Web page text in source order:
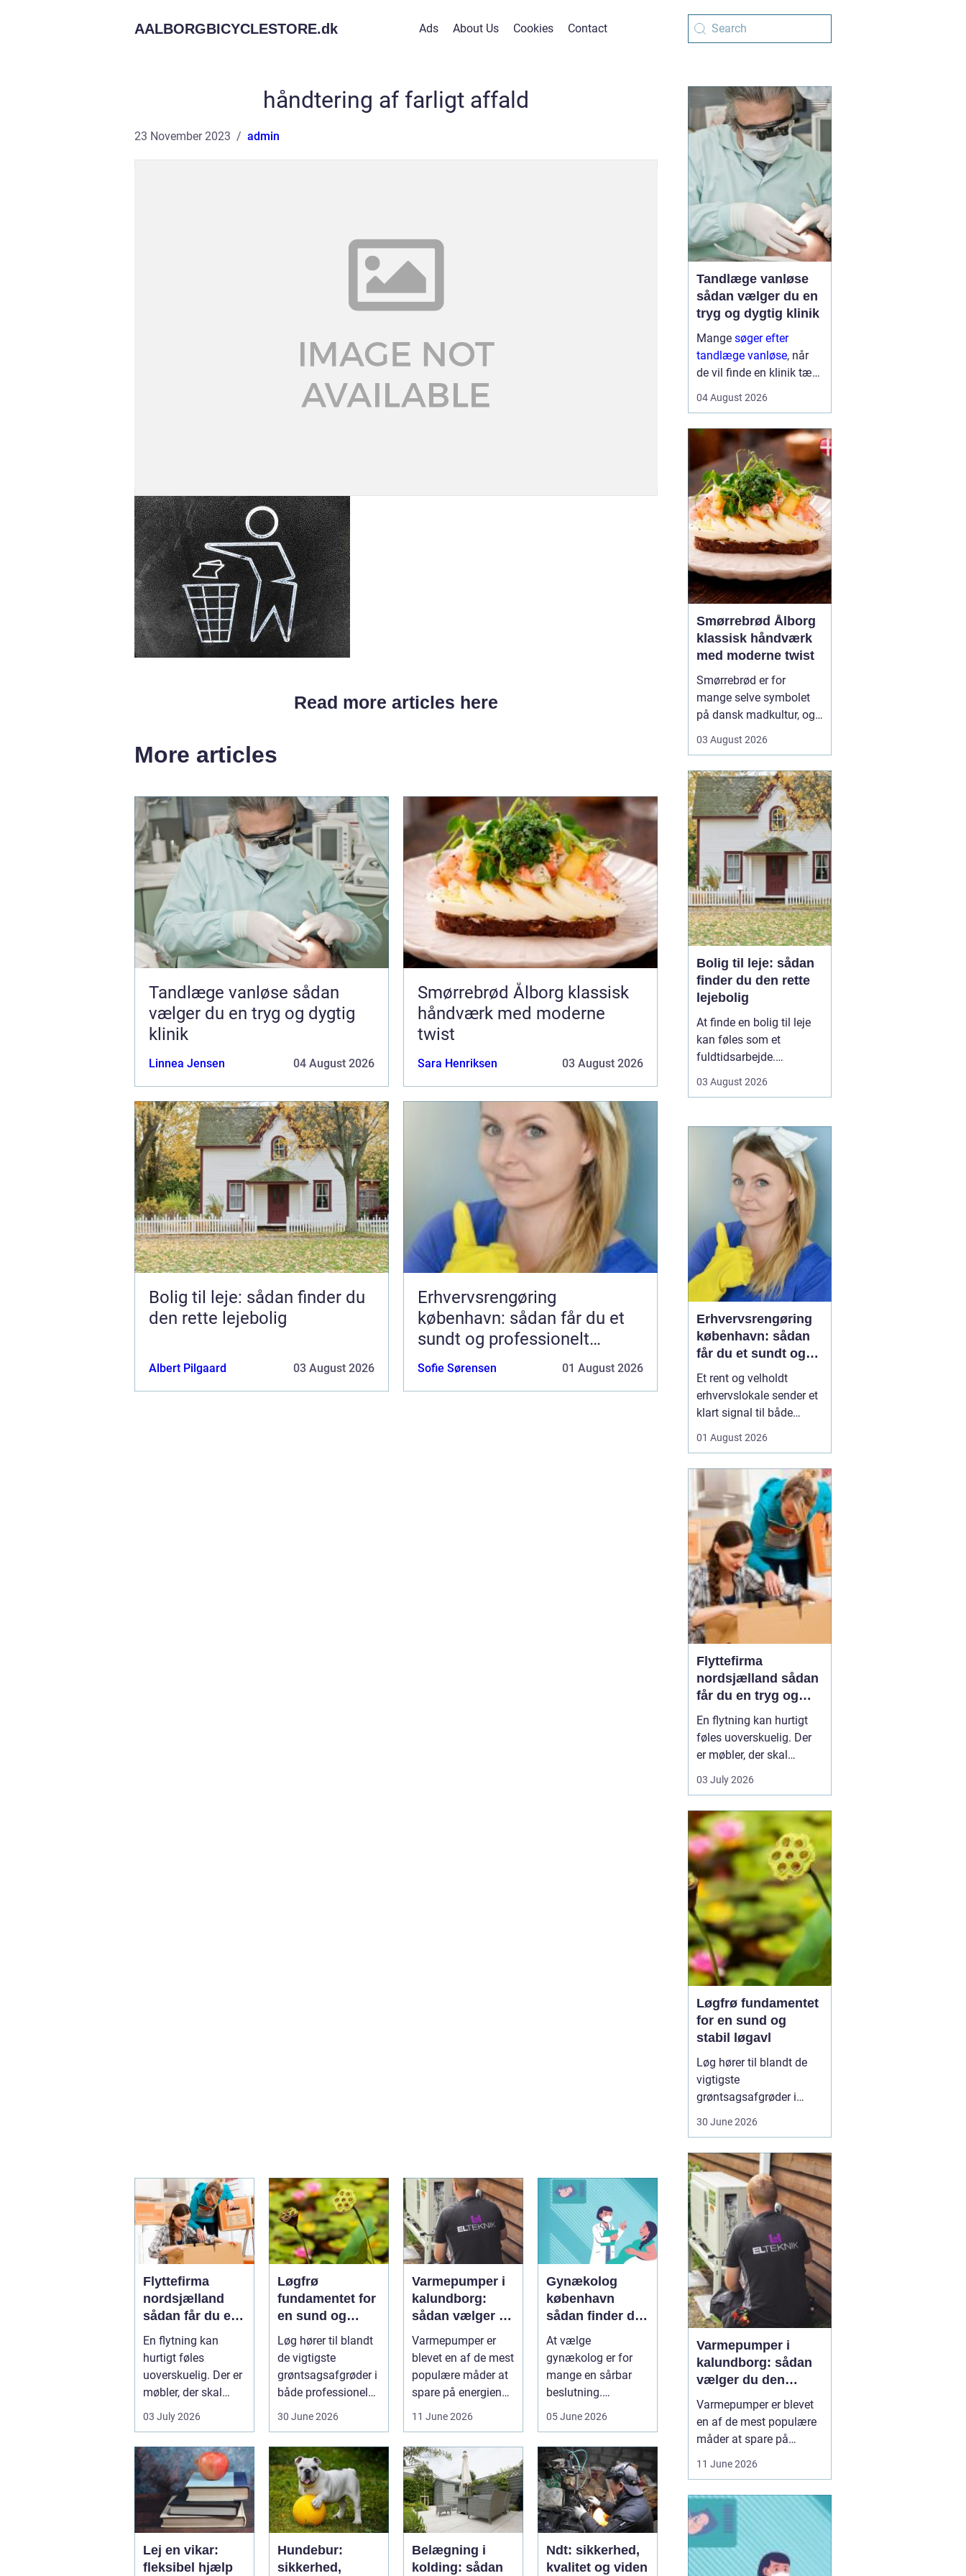
AALBORGBICYCLESTORE.dk Ads About Us Cookies Contact
håndtering af farligt affald
23 November 2023 admin
Read more articles here
More articles
Tandlæge vanløse sådan
vælger du en tryg og dygtig
klinik
Linnea Jensen 04 August 2026
Smørrebrød Ålborg klassisk
håndværk med moderne
twist
Sara Henriksen 03 August 2026
Bolig til leje: sådan finder du
den rette lejebolig
Albert Pilgaard 03 August 2026
Erhvervsrengøring
københavn: sådan får du et
sundt og professionelt
arbejdsmiljø
Sofie Sørensen 01 August 2026
Flyttefirma
nordsjælland
sådan får du en
tryg og effektiv
flytning
En flytning kan
hurtigt føles
uoverskuelig. Der er
møbler, der skal
bæres, kasser der
skal pakkes, o...
03 July 2026
Løgfrø
fundamentet for
en sund og
stabil løgavl
Løg hører til blandt
de vigtigste
grøntsagsafgrøder i
både professionel
30 June 2026
Varmepumper i
kalundborg:
sådan vælger du
den rigtige
løsning
Varmepumper er
blevet en af de mest
populære måder at
spare på energien
11 June 2026
Gynækolog
københavn
sådan finder du
tryg og
professionel
hjælp
At vælge
gynækolog er for
mange en sårbar
beslutning.
foregår i intime...
05 June 2026
Lej en vikar:
fleksibel hjælp
Hundebur:
sikkerhed,
Belægning i
kolding: sådan
Ndt: sikkerhed,
kvalitet og viden
Tandlæge vanløse
sådan vælger du en
tryg og dygtig klinik
Mange søger efter
tandlæge vanløse, når
de vil finde en klinik tæt
fagligt stærk og god til
flere handler valget ikke
kun om pris og
beliggenhed, men i h...
04 August 2026
Smørrebrød Ålborg
klassisk håndværk
med moderne twist
Smørrebrød er for
mange selve symbolet
på dansk madkultur, og i
i bedste velgående. Her
klassiske stykker med
sild, æg og rejer og nyere
udgaver med grøntsager,
specialiteter fra lokale
slagtere og kre...
03 August 2026
Bolig til leje: sådan
finder du den rette
lejebolig
At finde en bolig til leje
kan føles som et
fuldtidsarbejde.
priserne varierer, og det
gennemskue, hvad du
egentlig får for pengene.
Samtidig fylder
spørgsmål om
beliggenhed, ...
03 August 2026
Erhvervsrengøring
københavn: sådan
får du et sundt og
professionelt
arbejdsmiljø
Et rent og velholdt
erhvervslokale sender et
klart signal til både
Mange virksomheder i
først værdien af
professionel rengøring,
når støvniveauet stiger,
medarbejdere klager
over indeklimaet, eller
kunder kom...
01 August 2026
Flyttefirma
nordsjælland sådan
får du en tryg og
effektiv flytning
En flytning kan hurtigt
føles uoverskuelig. Der
er møbler, der skal
bæres, kasser der skal
pakkes, og ofte en stram
Mange i Nordsjælland
vælger derfor at bruge et
professionelt flyttefirma,
som kan tage sig af det
tunge arbej...
03 July 2026
Løgfrø fundamentet
for en sund og
stabil løgavl
Løg hører til blandt de
vigtigste
grøntsagsafgrøder i
ensartet løg ligger et
veludvikletLøgfrø, som
er tilpasset klima,
jordtype og
dyrkningssy...
30 June 2026
Varmepumper i
kalundborg: sådan
vælger du den
rigtige løsning
Varmepumper er blevet
en af de mest populære
måder at spare på
Kalundborg står over for
samme spørgsmål: Skal
vi skifte den gamle
varmekilde ud, og er en
11 June 2026